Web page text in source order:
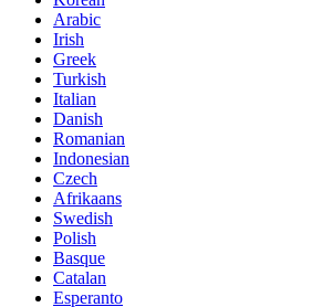
Arabic
Irish
Greek
Turkish
Italian
Danish
Romanian
Indonesian
Czech
Afrikaans
Swedish
Polish
Basque
Catalan
Esperanto